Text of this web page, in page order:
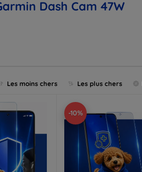
Dash Cam 47W
Les moins chers Les plus chers
-10%